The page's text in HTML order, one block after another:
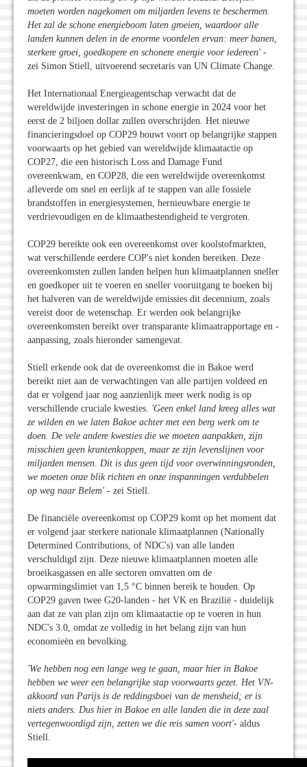
moeten worden nagekomen om miljarden levens te beschermen.
Het zal de schone energieboom laten groeien, waardoor alle
landen kunnen delen in de enorme voordelen ervan: meer banen,
sterkere groei, goedkopere en schonere energie voor iedereen' -
zei Simon Stiell, uitvoerend secretaris van UN Climate Change.
Het Internationaal Energieagentschap verwacht dat de
wereldwijde investeringen in schone energie in 2024 voor het
eerst de 2 biljoen dollar zullen overschrijden. Het nieuwe
financieringsdoel op COP29 bouwt voort op belangrijke stappen
voorwaarts op het gebied van wereldwijde klimaatactie op
COP27, die een historisch Loss and Damage Fund
overeenkwam, en COP28, die een wereldwijde overeenkomst
afleverde om snel en eerlijk af te stappen van alle fossiele
brandstoffen in energiesystemen, hernieuwbare energie te
verdrievoudigen en de klimaatbestendigheid te vergroten.
COP29 bereikte ook een overeenkomst over koolstofmarkten,
wat verschillende eerdere COP's niet konden bereiken. Deze
overeenkomsten zullen landen helpen hun klimaatplannen sneller
en goedkoper uit te voeren en sneller vooruitgang te boeken bij
het halveren van de wereldwijde emissies dit decennium, zoals
vereist door de wetenschap. Er werden ook belangrijke
overeenkomsten bereikt over transparante klimaatrapportage en -
aanpassing, zoals hieronder samengevat.
Stiell erkende ook dat de overeenkomst die in Bakoe werd
bereikt niet aan de verwachtingen van alle partijen voldeed en
dat er volgend jaar nog aanzienlijk meer werk nodig is op
verschillende cruciale kwesties. 'Geen enkel land kreeg alles wat
ze wilden en we laten Bakoe achter met een berg werk om te
doen. De vele andere kwesties die we moeten aanpakken, zijn
misschien geen krantenkoppen, maar ze zijn levenslijnen voor
miljarden mensen. Dit is dus geen tijd voor overwinningsronden,
we moeten onze blik richten en onze inspanningen verdubbelen
op weg naar Belem' - zei Stiell.
De financiële overeenkomst op COP29 komt op het moment dat
er volgend jaar sterkere nationale klimaatplannen (Nationally
Determined Contributions, of NDC's) van alle landen
verschuldigd zijn. Deze nieuwe klimaatplannen moeten alle
broeikasgassen en alle sectoren omvatten om de
opwarmingslimiet van 1,5 °C binnen bereik te houden. Op
COP29 gaven twee G20-landen - het VK en Brazilië - duidelijk
aan dat ze van plan zijn om klimaatactie op te voeren in hun
NDC's 3.0, omdat ze volledig in het belang zijn van hun
economieën en bevolking.
'We hebben nog een lange weg te gaan, maar hier in Bakoe
hebben we weer een belangrijke stap voorwaarts gezet. Het VN-
akkoord van Parijs is de reddingsboei van de mensheid; er is
niets anders. Dus hier in Bakoe en alle landen die in deze zaal
vertegenwoordigd zijn, zetten we die reis samen voort'- aldus
Stiell.